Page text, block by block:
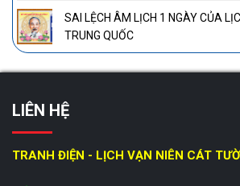
SAI LỆCH ÂM LỊCH 1 NGÀY CỦA
TRUNG QUỐC
LIÊN HỆ
TRANH ĐIỆN - LỊCH VẠN NIÊN CÁT